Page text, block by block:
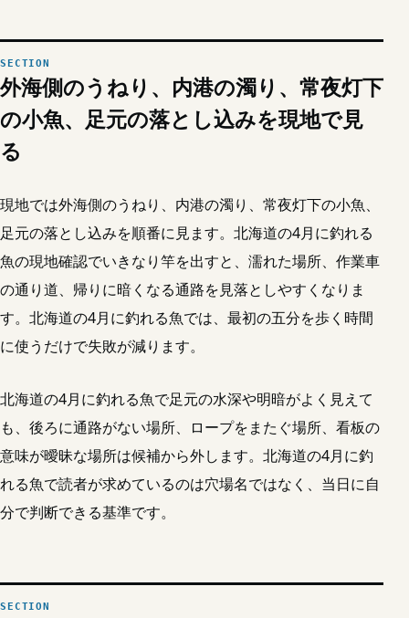
外海側のうねり、内港の濁り、常夜灯下
の小魚、足元の落とし込みを現地で見
る
現地では外海側のうねり、内港の濁り、常夜灯下の小魚、
足元の落とし込みを順番に見ます。北海道の4月に釣れる
魚の現地確認でいきなり竿を出すと、濡れた場所、作業車
の通り道、帰りに暗くなる通路を見落としやすくなりま
す。北海道の4月に釣れる魚では、最初の五分を歩く時間
に使うだけで失敗が減ります。
北海道の4月に釣れる魚で足元の水深や明暗がよく見えて
も、後ろに通路がない場所、ロープをまたぐ場所、看板の
意味が曖昧な場所は候補から外します。北海道の4月に釣
れる魚で読者が求めているのは穴場名ではなく、当日に自
分で判断できる基準です。